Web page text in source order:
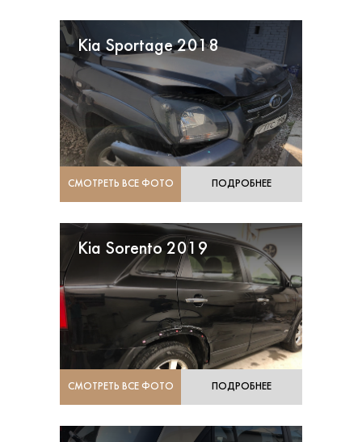
Kia Sportage 2018
СМОТРЕТЬ ВСЕ ФОТО ПОДРОБНЕЕ
Kia Sorento 2019
СМОТРЕТЬ ВСЕ ФОТО ПОДРОБНЕЕ